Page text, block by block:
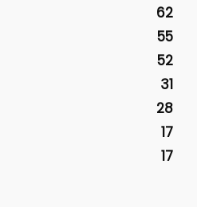
62
55
52
31
28
17
17